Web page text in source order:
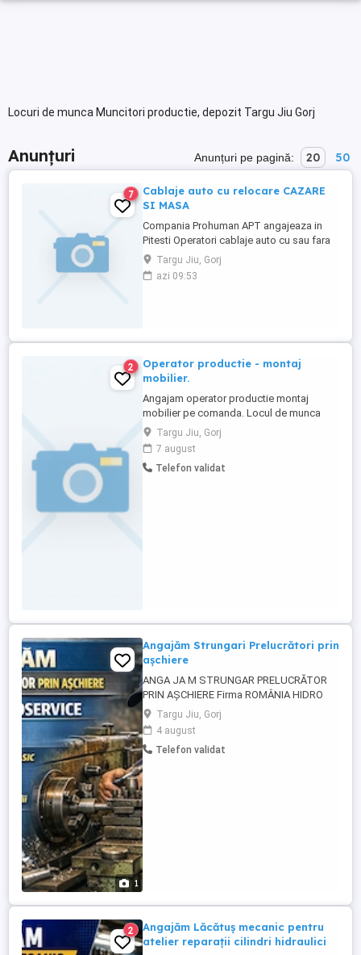
Locuri de munca Muncitori productie, depozit Targu Jiu Gorj
Anunțuri Anunțuri pe pagină: 20 50
7
Cablaje auto cu relocare CAZARE
SI MASA
Compania Prohuman APT angajeaza in
Pitesti Operatori cablaje auto cu sau fara
experienta. Cazare asigurata Gratuit si o
masa pe zi! Beneficii salariale: - Salariu
incepand de la 3500 lei NET (bani in
Targu Jiu, Gorj
azi 09:53
2
Operator productie - montaj
mobilier.
Angajam operator productie montaj
mobilier pe comanda. Locul de munca
este in Targu Jiu. Fabrica este dotata cu
utliaje moderne, programul de lucru L-V , 8
- 16:30 . Se acorda anumite avantaje
salariale care se stabilesc la interviu. Este
Targu Jiu, Gorj
7 august
Telefon validat
1
Angajăm Strungari Prelucrători prin
așchiere
ANGA JA M STRUNGAR PRELUCRĂTOR
PRIN AȘCHIERE Firma ROMÂNIA HIDRO
SERVICE angajează strungar cu
experiență, pentru lucru pe strung clasic.
Căutăm om serios, stabil la locul de
muncă, cu experiență în prelucrări prin
Targu Jiu, Gorj
4 august
Telefon validat
2
Angajăm Lăcătuș mecanic pentru
atelier reparații cilindri hidraulici